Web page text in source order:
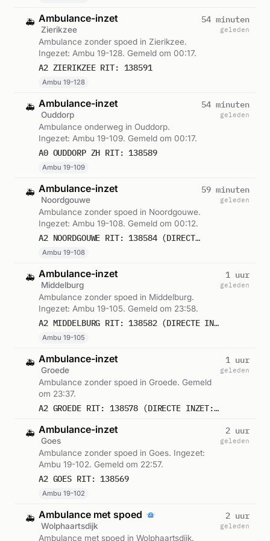
🚑 Ambulance-inzet
Zierikzee
Ambulance zonder spoed in Zierikzee.
Ingezet: Ambu 19-128. Gemeld om 00:17.
A2 ZIERIKZEE RIT: 138591
Ambu 19-128
54 minuten
geleden
🚑 Ambulance-inzet
Ouddorp
Ambulance onderweg in Ouddorp.
Ingezet: Ambu 19-109. Gemeld om 00:17.
A0 OUDDORP ZH RIT: 138589
Ambu 19-109
54 minuten
geleden
🚑 Ambulance-inzet
Noordgouwe
Ambulance zonder spoed in Noordgouwe.
Ingezet: Ambu 19-108. Gemeld om 00:12.
A2 NOORDGOUWE RIT: 138584 (DIRECTE INZET: JA)
Ambu 19-108
59 minuten
geleden
🚑 Ambulance-inzet
Middelburg
Ambulance zonder spoed in Middelburg.
Ingezet: Ambu 19-105. Gemeld om 23:58.
A2 MIDDELBURG RIT: 138582 (DIRECTE INZET: JA)
Ambu 19-105
1 uur
geleden
🚑 Ambulance-inzet
Groede
Ambulance zonder spoed in Groede. Gemeld
om 23:37.
A2 GROEDE RIT: 138578 (DIRECTE INZET: JA)
1 uur
geleden
🚑 Ambulance-inzet
Goes
Ambulance zonder spoed in Goes. Ingezet:
Ambu 19-102. Gemeld om 22:57.
A2 GOES RIT: 138569
Ambu 19-102
2 uur
geleden
🚑 Ambulance met spoed
Wolphaartsdijk
Ambulance met spoed in Wolphaartsdijk.
2 uur
geleden